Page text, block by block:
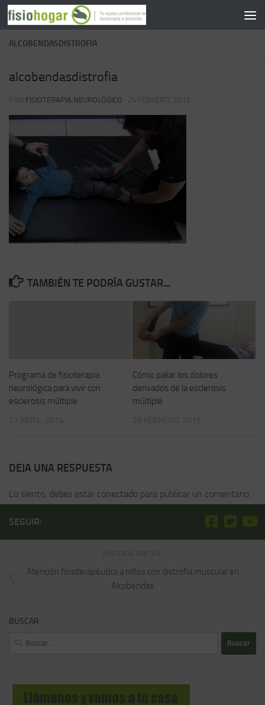
Saltar al contenido
ALCOBENDASDISTROFIA
alcobendasdistrofia
POR FISIOTERAPIA NEUROLÓGICO · 24 FEBRERO, 2015
TAMBIÉN TE PODRÍA GUSTAR...
Programa de fisioterapia
neurológica para vivir con
esclerosis múltiple
Cómo paliar los dolores
derivados de la esclerosis
múltiple
DEJA UNA RESPUESTA
Lo siento, debes estar conectado para publicar un comentario.
SEGUIR:
Atención fisioterapéutica a niños con distrofia muscular en
Alcobendas
BUSCAR
Buscar: